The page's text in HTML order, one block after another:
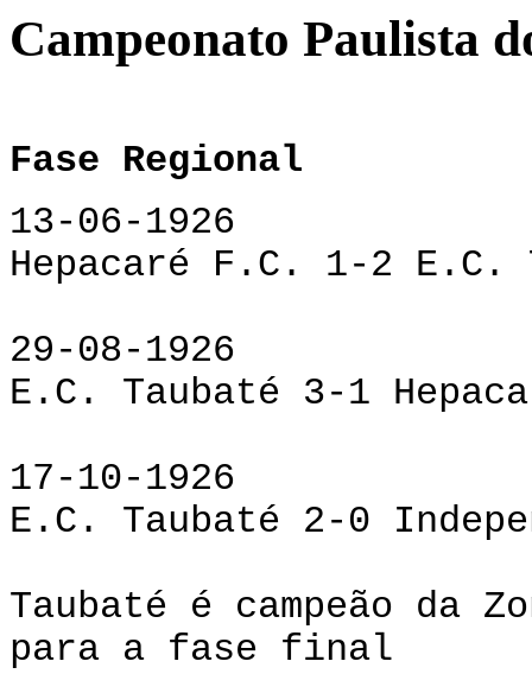
Campeonato Paulista
Fase Regional
13-06-1926
Hepacaré F.C. 1-2 E.C.
29-08-1926
E.C. Taubaté 3-1
17-10-1926
E.C. Taubaté 2-0
Taubaté é campeão da
para a fase final